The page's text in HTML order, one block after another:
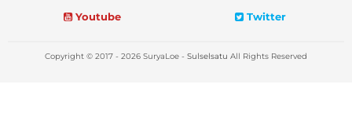
Youtube
Twitter
Copyright © 2017 - 2026 SuryaLoe - Sulselsatu All Rights Reserved